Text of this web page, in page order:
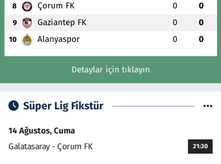
8 Çorum FK 0 0
9 Gaziantep FK 0 0
10 Alanyaspor 0 0
Detaylar için tıklayın
Süper Lig Fikstür
14 Ağustos, Cuma
Galatasaray - Çorum FK
21:30